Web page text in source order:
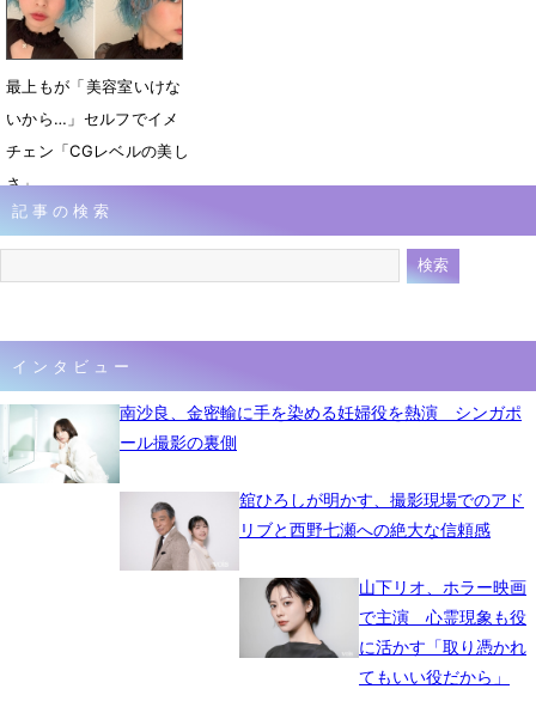
最上もが「美容室いけな
いから…」セルフでイメ
チェン「CGレベルの美し
さ」
4月30日 10時48分
記事の検索
インタビュー
南沙良、金密輸に手を染める妊婦役を熱演 シンガポ
ール撮影の裏側
舘ひろしが明かす、撮影現場でのアド
リブと西野七瀬への絶大な信頼感
山下リオ、ホラー映画
で主演 心霊現象も役
に活かす「取り憑かれ
てもいい役だから」